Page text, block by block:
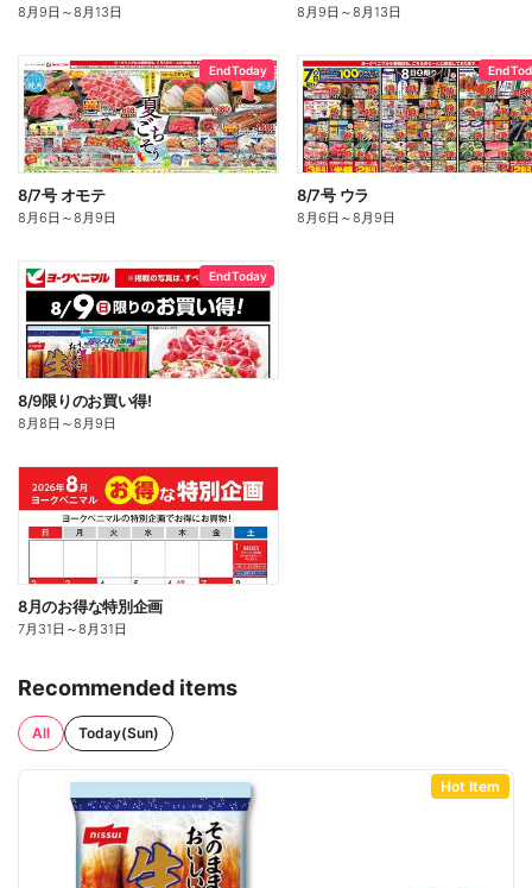
8月9日 ～8月13日 8月9日 ～8月13日
End Today
8/7号 オモテ
8月6日 ～8月9日
End
8/7号 ウラ
8月6日 ～8月9日
End Today
8/9限りのお買い得!
8月8日 ～8月9日
8月のお得な特別企画
7月31日 ～8月31日
Recommended items
All Today(Sun)
Hot Item